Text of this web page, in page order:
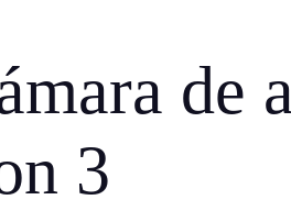
de
3